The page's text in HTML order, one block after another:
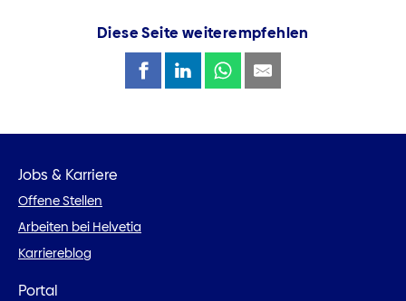
Diese Seite weiterempfehlen
Jobs & Karriere
Offene Stellen
Arbeiten bei Helvetia
Karriereblog
Portal